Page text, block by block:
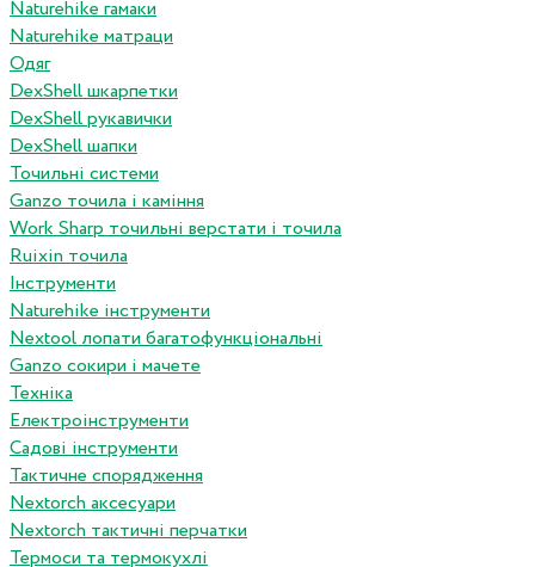
Naturehike гамаки
Naturehike матраци
Одяг
DexShell шкарпетки
DexShell рукавички
DexShell шапки
Точильні системи
Ganzo точила і каміння
Work Sharp точильні верстати і точила
Ruixin точила
Інструменти
Naturehike інструменти
Nextool лопати багатофункціональні
Ganzo сокири і мачете
Техніка
Електроінструменти
Садові інструменти
Тактичне спорядження
Nextorch аксесуари
Nextorch тактичні перчатки
Термоси та термокухлі